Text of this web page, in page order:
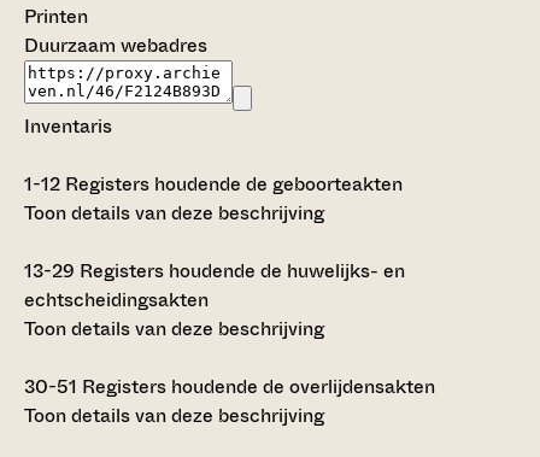
Printen
Duurzaam webadres
Inventaris
1-12 Registers houdende de geboorteakten
Toon details van deze beschrijving
13-29 Registers houdende de huwelijks- en
echtscheidingsakten
Toon details van deze beschrijving
30-51 Registers houdende de overlijdensakten
Toon details van deze beschrijving